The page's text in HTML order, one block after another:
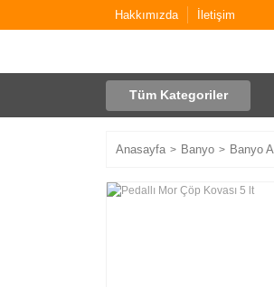
Hakkımızda İletişim
Tüm Kategoriler
Anasayfa Banyo Banyo